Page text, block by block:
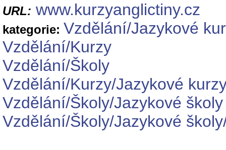
URL: www.kurzyanglictiny.cz
kategorie: Vzdělání/Jazykové
Vzdělání/Kurzy
Vzdělání/Školy
Vzdělání/Kurzy/Jazykové
Vzdělání/Školy/Jazykové školy
Vzdělání/Školy/Jazykové